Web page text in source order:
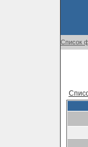
Список